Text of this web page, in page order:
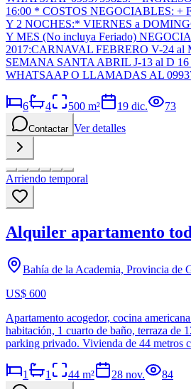
16:00 * COSTOS NEGOCIABLES: +
Y 2 NOCHES:* VIERNES a
Y MES (No incluya Feriado)
2017:CARNAVAL FEBRERO V-24 al
SEMANA SANTA ABRIL J-13 al D 16
WHATSAAP O LLAMADAS AL
6 4 500 m² 19 dic. 73
Contactar Ver detalles
Arriendo temporal
Alquiler apartamento
Bahía de la Academia, Provincia de
US$ 600
Apartamento acogedor, cocina
habitación, 1 cuarto de baño, terraza de
parking privado. Vivienda de 44 metros
1 1 44 m² 28 nov. 84